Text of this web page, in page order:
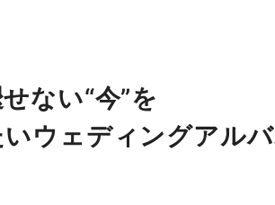
ない“今”を
ウェディングアル